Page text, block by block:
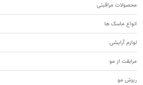
محصولات مراقبتی
انواع ماسک ها
لوازم آرایشی
مرابقت از مو
ریزش مو